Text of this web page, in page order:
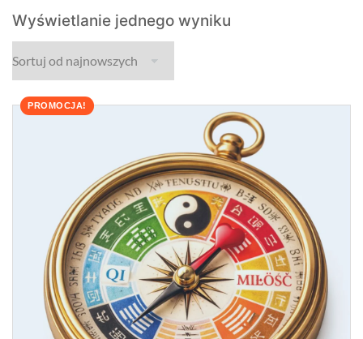
Wyświetlanie jednego wyniku
PROMOCJA!